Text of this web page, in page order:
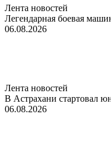
Лента новостей
Легендарная боевая
06.08.2026
Лента новостей
В Астрахани стартовал
06.08.2026